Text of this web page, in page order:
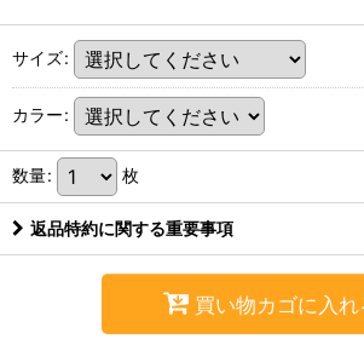
サイズ:
カラー:
数量: 枚
返品特約に関する重要事項
買い物カゴに入れ